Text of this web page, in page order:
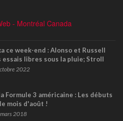
ce week-end : Alonso et Russell
essais libres sous la pluie; Stroll
2022
Formule 3 américaine : Les débuts
mois d'août !
2018